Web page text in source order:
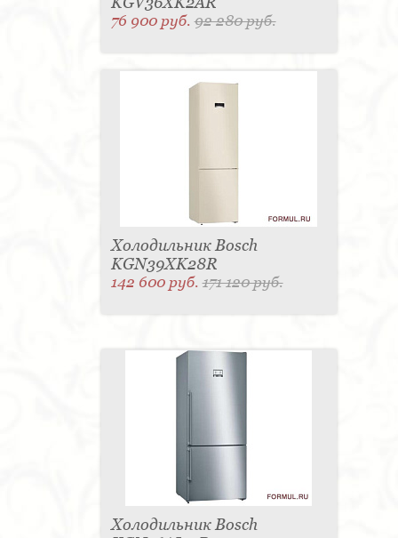
76 900 руб.92 280 руб.
Холодильник Bosch
KGN39XK28R
142 600 руб.171 120 руб.
Холодильник Bosch